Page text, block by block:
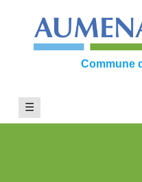
content
Commune
☰